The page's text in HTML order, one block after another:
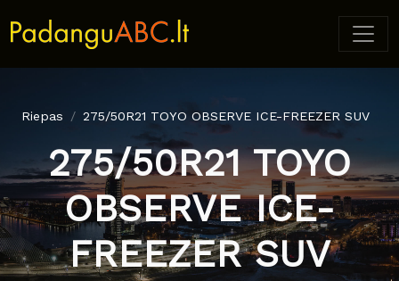
Riepas 275/50R21 TOYO OBSERVE ICE-FREEZER SUV
275/50R21 TOYO
OBSERVE ICE-
FREEZER SUV